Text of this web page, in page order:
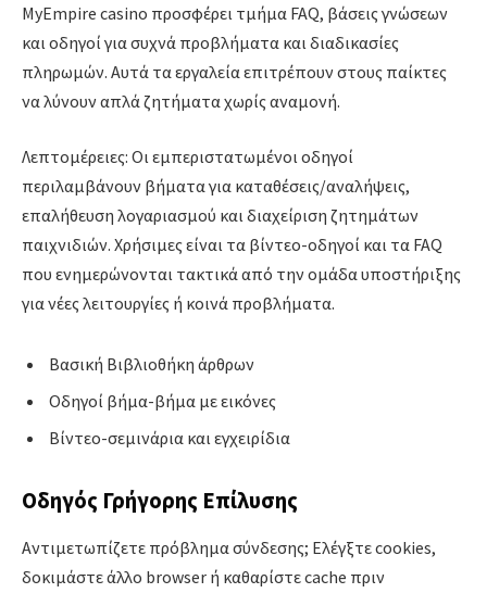
MyEmpire casino προσφέρει τμήμα FAQ, βάσεις γνώσεων
και οδηγοί για συχνά προβλήματα και διαδικασίες
πληρωμών. Αυτά τα εργαλεία επιτρέπουν στους παίκτες
να λύνουν απλά ζητήματα χωρίς αναμονή.
Λεπτομέρειες: Οι εμπεριστατωμένοι οδηγοί
περιλαμβάνουν βήματα για καταθέσεις/αναλήψεις,
επαλήθευση λογαριασμού και διαχείριση ζητημάτων
παιχνιδιών. Χρήσιμες είναι τα βίντεο-οδηγοί και τα FAQ
που ενημερώνονται τακτικά από την ομάδα υποστήριξης
για νέες λειτουργίες ή κοινά προβλήματα.
Βασική Βιβλιοθήκη άρθρων
Οδηγοί βήμα-βήμα με εικόνες
Βίντεο-σεμινάρια και εγχειρίδια
Οδηγός Γρήγορης Επίλυσης
Αντιμετωπίζετε πρόβλημα σύνδεσης; Ελέγξτε cookies,
δοκιμάστε άλλο browser ή καθαρίστε cache πριν